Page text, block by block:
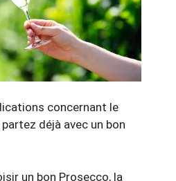
concernant le
déjà avec un bon
un bon Prosecco, la